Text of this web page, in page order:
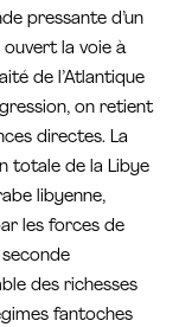
pressante d’un
ouvert la voie à
de l’Atlantique
on retient
directes. La
totale de la Libye
libyenne,
les forces de
seconde
des richesses
fantoches